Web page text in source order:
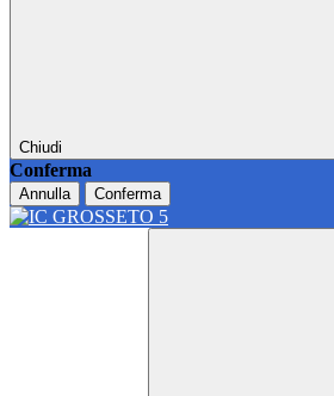
Chiudi
Conferma
Annulla Conferma